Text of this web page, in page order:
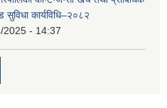
सुविधा कार्यविधि–२०८२
2025 - 14:37